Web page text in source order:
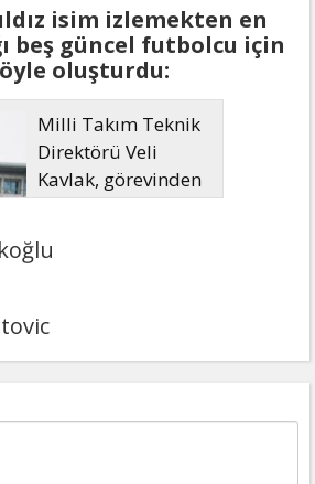
isim izlemekten en
beş güncel futbolcu için
oluşturdu:
Milli Takım Teknik
Direktörü Veli
Kavlak, görevinden
ayrıldı